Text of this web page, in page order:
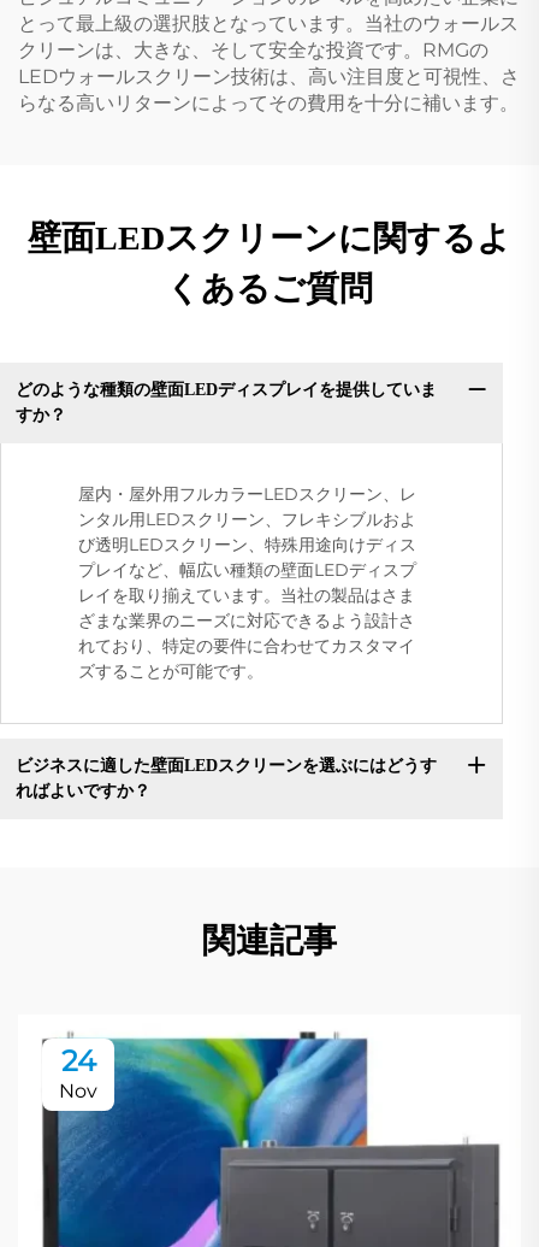
とって最上級の選択肢となっています。当社のウォールス
クリーンは、大きな、そして安全な投資です。RMGの
LEDウォールスクリーン技術は、高い注目度と可視性、さ
らなる高いリターンによってその費用を十分に補います。
壁面LEDスクリーンに関するよ
くあるご質問
どのような種類の壁面LEDディスプレイを提供していま
すか？
屋内・屋外用フルカラーLEDスクリーン、レ
ンタル用LEDスクリーン、フレキシブルおよ
び透明LEDスクリーン、特殊用途向けディス
プレイなど、幅広い種類の壁面LEDディスプ
レイを取り揃えています。当社の製品はさま
ざまな業界のニーズに対応できるよう設計さ
れており、特定の要件に合わせてカスタマイ
ズすることが可能です。
ビジネスに適した壁面LEDスクリーンを選ぶにはどうす
ればよいですか？
関連記事
24
Nov